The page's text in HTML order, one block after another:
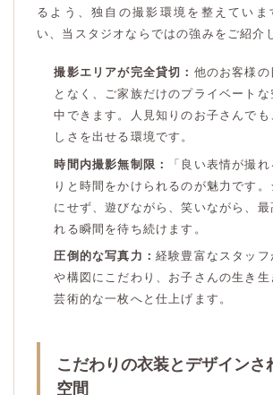
るよう、独自の撮影環境を整えていま
い、当スタジオならではの強みをご紹介
撮影エリアが完全貸切： 他のお客様の
となく、ご家族だけのプライベート
中できます。人見知りのお子さんでも
しさを出せる環境です。
時間内撮影無制限：
「良い表情が撮
りと時間をかけられるのが魅力です
にせず、遊びながら、笑いながら、
れる瞬間を待ち続けます。
圧倒的な写真力：経験豊富なスタッ
や構図にこだわり、お子さんの生き生
芸術的な一枚へと仕上げます。
こだわりの衣装とデザインさ
空間